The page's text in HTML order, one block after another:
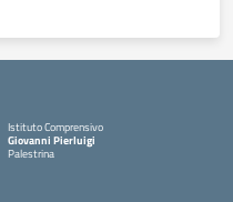
Istituto Comprensivo
Giovanni Pierluigi
Palestrina